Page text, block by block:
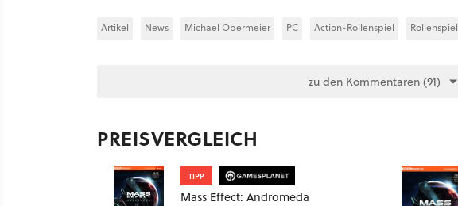
Artikel News Michael Obermeier PC Action-Rollenspiel Rollenspiel
zu den Kommentaren (91)
PREISVERGLEICH
TIPP
Mass Effect: Andromeda